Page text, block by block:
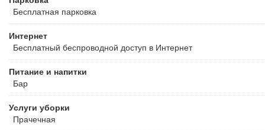
Бесплатная парковка
Интернет
Бесплатный беспроводной доступ в Интернет
Питание и напитки
Бар
Услуги уборки
Прачечная